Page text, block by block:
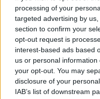
processing of your
targeted advertising by
section to confirm your
opt-out request is
interest-based ads based
us or personal
your opt-out. You may
disclosure of your
IAB’s list of downstream
FLASH FOCUS